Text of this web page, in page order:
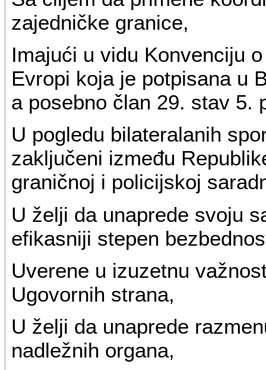
zajedničke granice,
Imajući u vidu Konvenciju
Evropi koja je potpisana u
a posebno član 29. stav 5.
U pogledu bilateralanih
zaključeni između
graničnoj i policijskoj
U želji da unaprede svoju
efikasniji stepen
Uverene u izuzetnu
Ugovornih strana,
U želji da unaprede
nadležnih organa,